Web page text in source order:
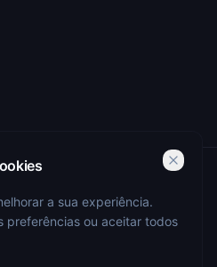
2009 — Registo nº 4349
a sua experiência.
preferências ou aceitar todos